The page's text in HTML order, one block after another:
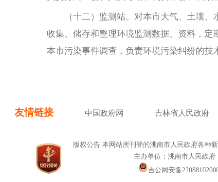
（十二）监测站。对本市大气、土壤、
收集、储存和整理环境监测数据、资料，
本市污染事件调查，负责环境污染纠纷的技
友情链接 中国政府网 吉林省人民政府
版权公告 本网站所刊登的洮南市人民政府各种
主办单位：洮南市人民政
吉公网安备